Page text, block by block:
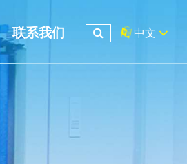
中文
联系我们